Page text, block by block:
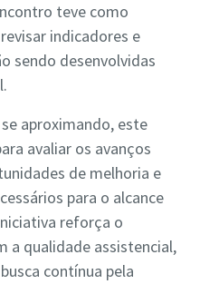
teve como
indicadores e
sendo desenvolvidas
aproximando, este
avaliar os avanços
de melhoria e
para o alcance
reforça o
a qualidade assistencial,
contínua pela